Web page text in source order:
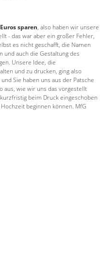
sparen, also haben wir unsere
- das war aber ein großer Fehler,
es nicht geschafft, die Namen
und auch die Gestaltung des
Unsere Idee, die
und zu drucken, ging also
Sie haben uns aus der Patsche
aus, wie wir uns das vorgestellt
beim Druck eingeschoben
beginnen können. MfG